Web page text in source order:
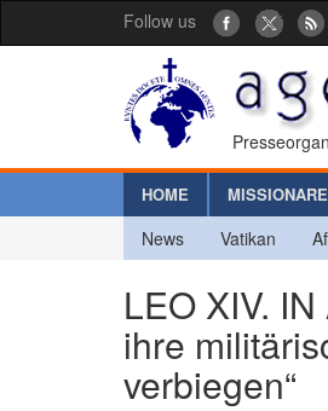
Follow us
HOME
News Vatikan
LEO XIV.
ihre
verbiegen“